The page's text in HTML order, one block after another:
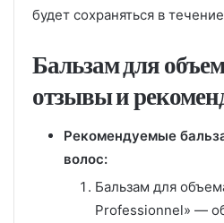
будет сохраняться в
Бальзам для
отзывы и
Рекомендуемые
волос:
Бальзам для
Professionnel» —